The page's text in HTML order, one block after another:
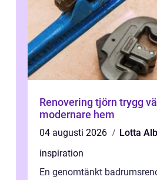
Renovering tjörn trygg väg till ett
modernare hem
04 augusti 2026
Lotta
inspiration
En genomtänkt